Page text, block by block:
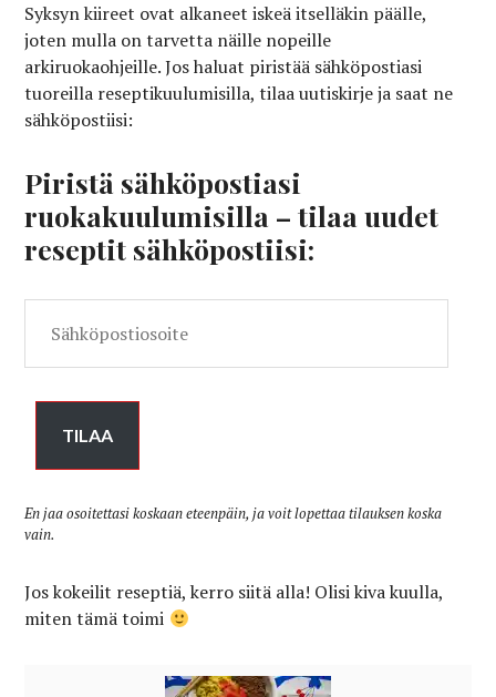
Syksyn kiireet ovat alkaneet iskeä itselläkin päälle,
joten mulla on tarvetta näille nopeille
arkiruokaohjeille. Jos haluat piristää sähköpostiasi
tuoreilla reseptikuulumisilla, tilaa uutiskirje ja saat ne
sähköpostiisi:
Piristä sähköpostiasi
ruokakuulumisilla – tilaa uudet
reseptit sähköpostiisi:
TILAA
En jaa osoitettasi koskaan eteenpäin, ja voit lopettaa tilauksen koska
vain.
Jos kokeilit reseptiä, kerro siitä alla! Olisi kiva kuulla,
miten tämä toimi